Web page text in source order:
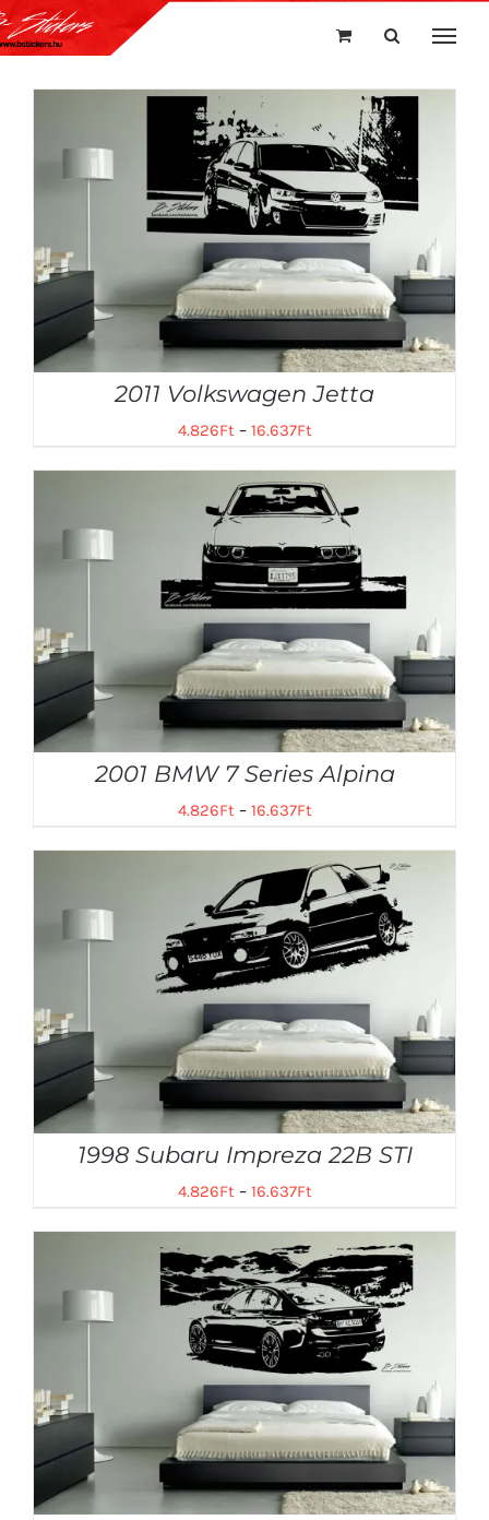
Kihagyás
2011 Volkswagen Jetta
4.826Ft– 16.637Ft
2001 BMW 7 Series Alpina
4.826Ft– 16.637Ft
1998 Subaru Impreza 22B STI
4.826Ft– 16.637Ft